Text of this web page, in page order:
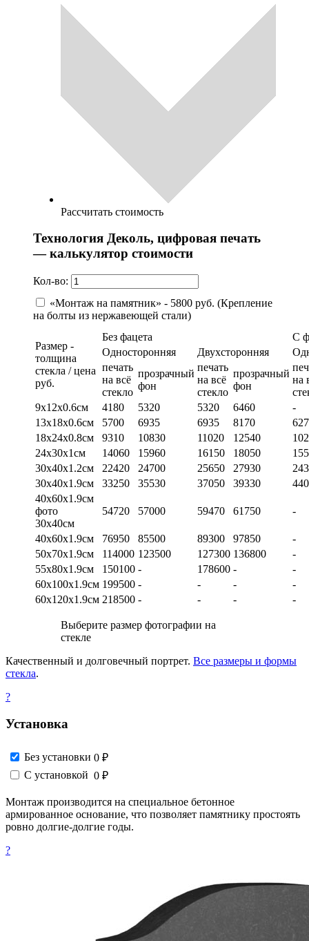
Рассчитать стоимость
Технология Деколь, цифровая печать
— калькулятор стоимости
Кол-во:
«Монтаж на памятник» - 5800 руб. (Крепление
на болты из нержавеющей стали)
Размер -
толщина
стекла / цена
руб.
Без фацета
С
Односторонняя
Двухсторонняя
печать
на всё
стекло
прозрачный
фон
печать
на всё
стекло
прозрачный
фон
на
9х12х0.6см
4180 5320 5320 6460
-
13х18х0.6см
5700 6935 6935 8170
18х24х0.8см
9310 10830 11020 12540
24х30х1см
14060 15960 16150 18050
30х40х1.2см
22420 24700 25650 27930
30х40х1.9см
33250 35530 37050 39330
40х60х1.9см
фото
30х40см
54720 57000 59470 61750 -
40х60х1.9см 76950 85500 89300 97850
-
50х70х1.9см
114000 123500 127300 136800
-
55х80х1.9см
150100 - 178600 -
-
60х100х1.9см 199500 - - -
-
60х120х1.9см 218500 - - - -
Выберите размер фотографии на
стекле
Качественный и долговечный портрет. Все размеры и формы
стекла.
?
Установка
Без установки 0 ₽
С установкой 0 ₽
Монтаж производится на специальное бетонное
армированное основание, что позволяет памятнику простоять
ровно долгие-долгие годы.
?